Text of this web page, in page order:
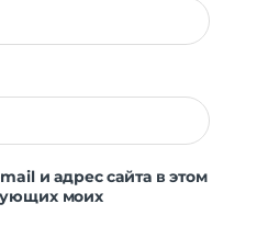
и адрес сайта в этом
моих